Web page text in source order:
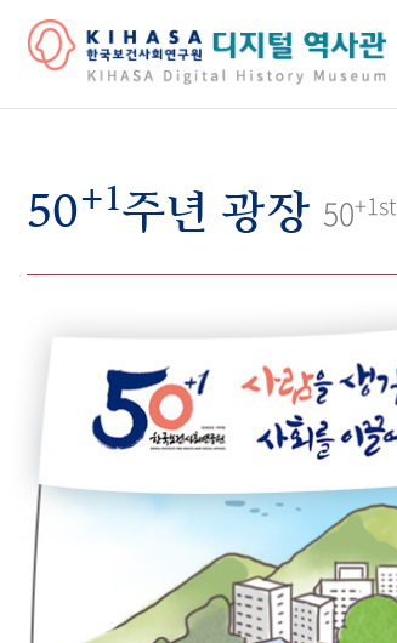
50+1주년 광장 50+1st